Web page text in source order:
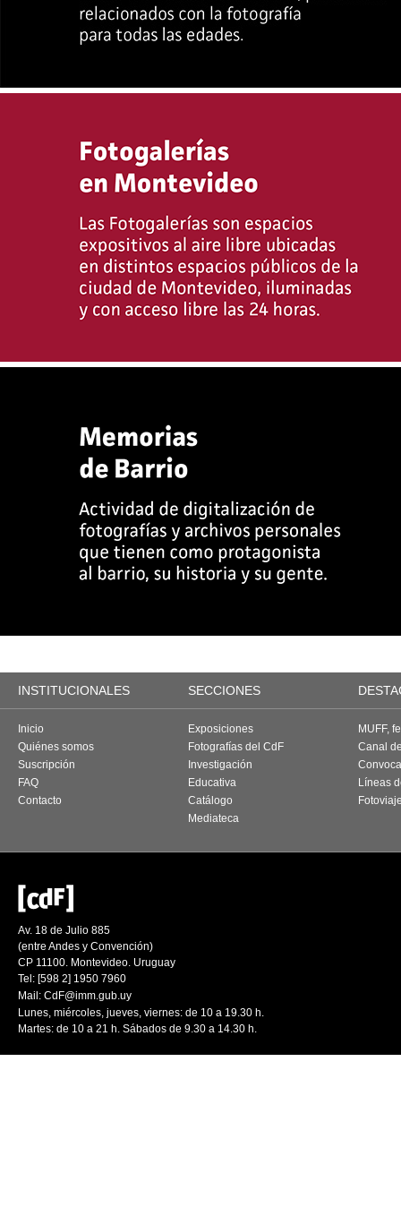
INSTITUCIONALES SECCIONES
Inicio
Quiénes somos
Suscripción
FAQ
Contacto
Exposiciones
Fotografías del CdF
Investigación
Educativa
Catálogo
Mediateca
MUFF,
Canal
Líneas
Av. 18 de Julio 885
(entre Andes y Convención)
CP 11100. Montevideo. Uruguay
Tel: [598 2] 1950 7960
Mail: CdF@imm.gub.uy
Lunes, miércoles, jueves, viernes: de 10 a 19.30 h.
Martes: de 10 a 21 h. Sábados de 9.30 a 14.30 h.